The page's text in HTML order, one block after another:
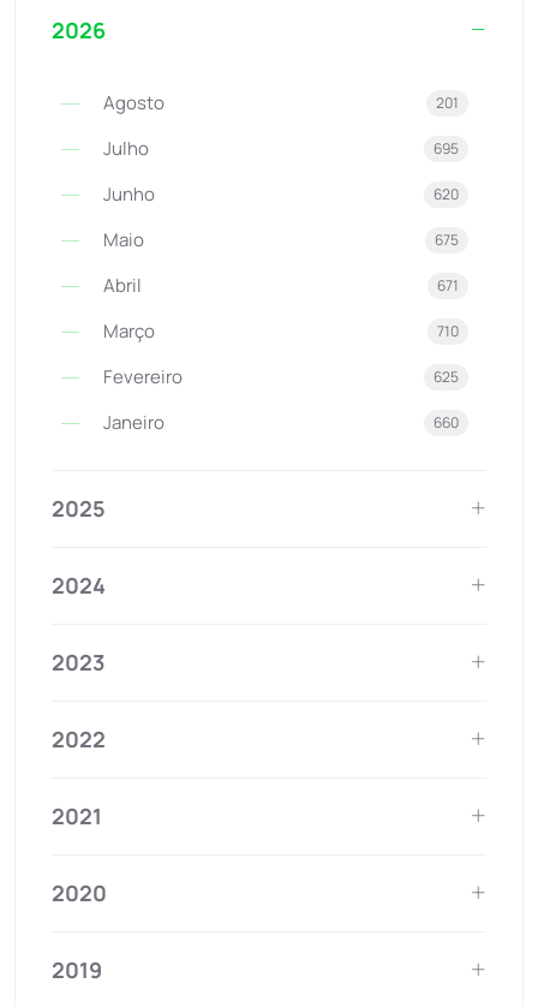
2026
Agosto 201
Julho 695
Junho 620
Maio 675
Abril 671
Março 710
Fevereiro 625
Janeiro 660
2025
2024
2023
2022
2021
2020
2019